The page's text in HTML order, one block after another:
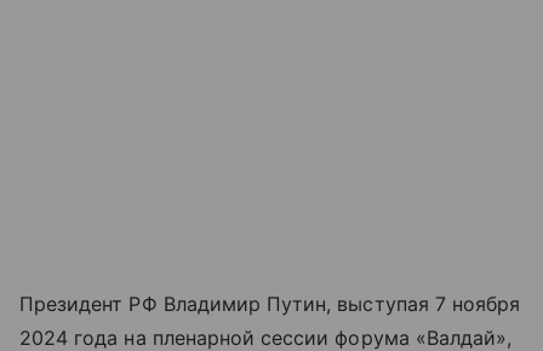
Президент РФ Владимир Путин, выступая 7 ноября
2024 года на пленарной сессии форума «Валдай»,